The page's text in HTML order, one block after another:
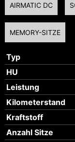
AIRMATIC DC
MEMORY-SITZE
Typ
HU
Leistung
Kilometerstand
Kraftstoff
Anzahl Sitze